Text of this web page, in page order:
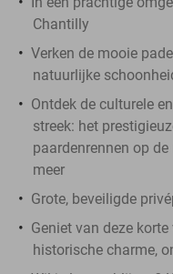
Chantilly
Verken de mooie
natuurlijke
Ontdek de culturele
streek: het
paardenrennen op
meer
Grote, beveiligde
Geniet van deze
historische charme,